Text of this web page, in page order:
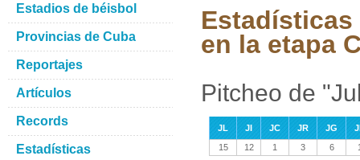
en la etapa
Pitcheo de
JL JI JC JR JG
15
12 1 3 6
Estadios de béisbol
Provincias de Cuba
Reportajes
Artículos
Records
Estadísticas